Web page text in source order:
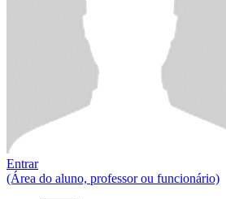
Entrar
(Área do aluno, professor ou funcionário)